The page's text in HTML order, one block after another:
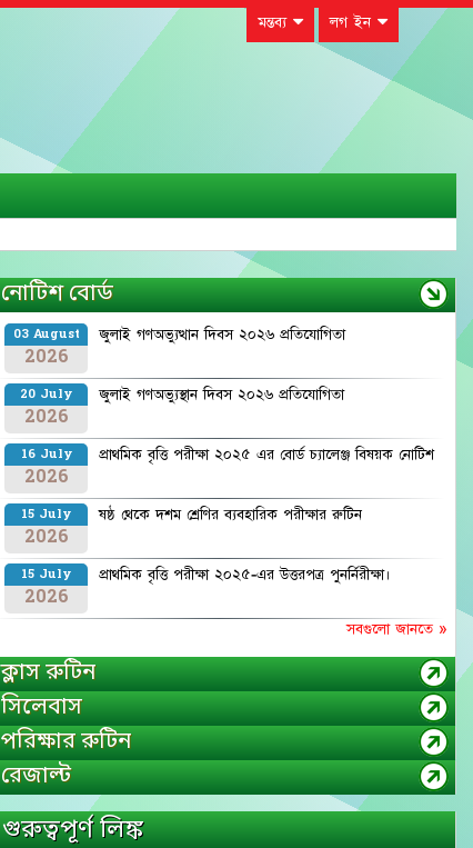
মন্তব্য লগ ইন
নোটিশ বোর্ড
03 August
2026
জুলাই গণঅভ্যুত্থান দিবস ২০২৬ প্রতিযোগিতা
20 July
2026
জুলাই গণঅভ্যুস্থান দিবস ২০২৬ প্রতিযোগিতা
16 July
2026
প্রাথমিক বৃত্তি পরীক্ষা ২০২৫ এর বোর্ড চ্যালেঞ্জ বিষয়ক নোটিশ
15 July
2026
ষষ্ঠ থেকে দশম শ্রেণির ব্যবহারিক পরীক্ষার রুটিন
15 July
2026
প্রাথমিক বৃত্তি পরীক্ষা ২০২৫-এর উত্তরপত্র পুনর্নিরীক্ষা।
সবগুলো জানতে »
ক্লাস রুটিন
সিলেবাস
পরিক্ষার রুটিন
রেজাল্ট
গুরুত্বপূর্ণ লিঙ্ক